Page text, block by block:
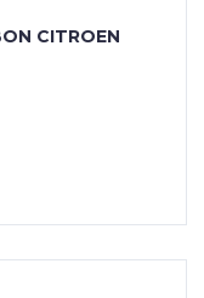
CITROEN